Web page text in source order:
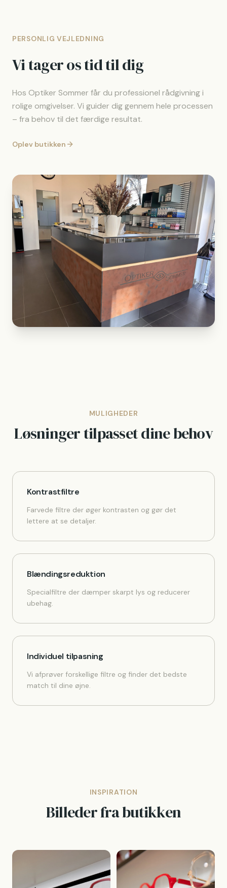
PERSONLIG VEJLEDNING
Vi tager os tid til dig
Hos Optiker Sommer får du professionel rådgivning i
rolige omgivelser. Vi guider dig gennem hele processen
– fra behov til det færdige resultat.
Oplev butikken
MULIGHEDER
Løsninger tilpasset dine behov
Kontrastfiltre
Farvede filtre der øger kontrasten og gør det
lettere at se detaljer.
Blændingsreduktion
Specialfiltre der dæmper skarpt lys og reducerer
ubehag.
Individuel tilpasning
Vi afprøver forskellige filtre og finder det bedste
match til dine øjne.
INSPIRATION
Billeder fra butikken